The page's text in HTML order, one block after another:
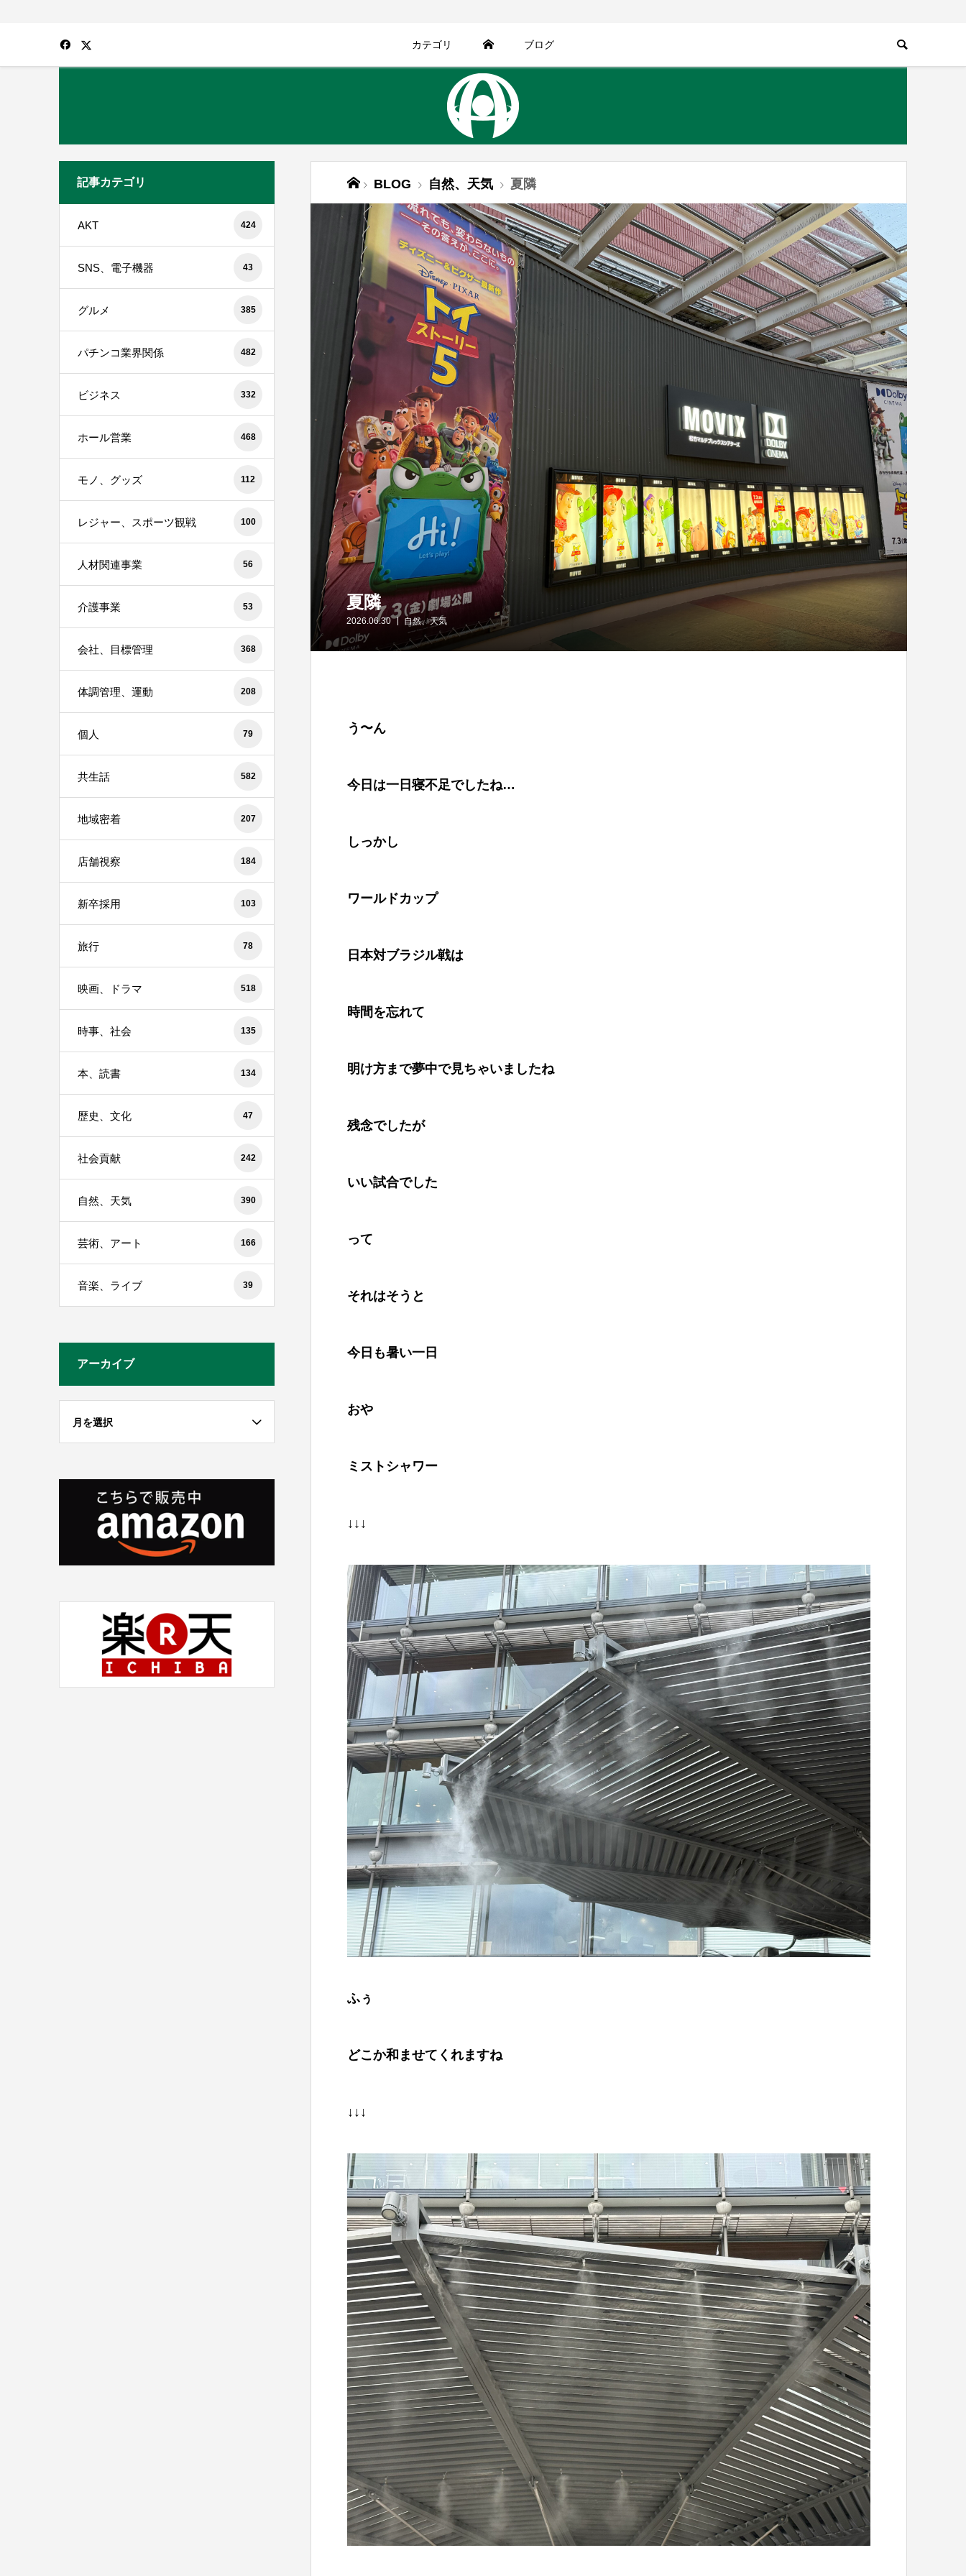
カテゴリ ブログ
BLOG 自然、天気 夏隣
夏隣
2026.06.30 自然、天気
う〜ん
今日は一日寝不足でしたね…
しっかし
ワールドカップ
日本対ブラジル戦は
時間を忘れて
明け方まで夢中で見ちゃいましたね
残念でしたが
いい試合でした
って
それはそうと
今日も暑い一日
おや
ミストシャワー
↓↓↓
ふぅ
どこか和ませてくれますね
↓↓↓
記事カテゴリ
AKT 424
SNS、電子機器 43
グルメ 385
パチンコ業界関係 482
ビジネス 332
ホール営業 468
モノ、グッズ 112
レジャー、スポーツ観戦 100
人材関連事業 56
介護事業 53
会社、目標管理 368
体調管理、運動 208
個人 79
共生話 582
地域密着 207
店舗視察 184
新卒採用 103
旅行 78
映画、ドラマ 518
時事、社会 135
本、読書 134
歴史、文化 47
社会貢献 242
自然、天気 390
芸術、アート 166
音楽、ライブ 39
アーカイブ
月を選択